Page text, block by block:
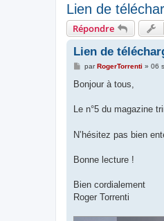
Lien de
Répondre
Lien de
M
s
g
parRogerTorrenti » 06
Bonjour à tous,
Le n°5 du magazine
N’hésitez pas bien
Bonne lecture !
Bien cordialement
Roger Torrenti